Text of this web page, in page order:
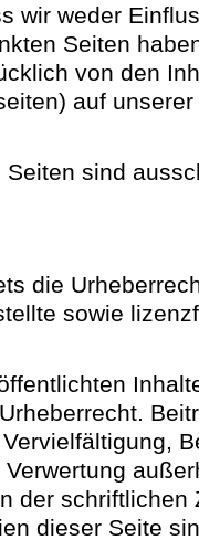
wir weder
Seiten
von den
auf
sind
die
sowie
der schriftlichen
dieser Seite